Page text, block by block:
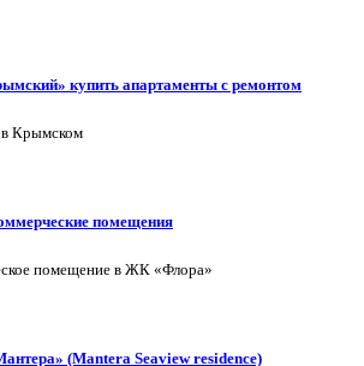
купить апартаменты с ремонтом
в Крымском
помещения
помещение в ЖК «Флора»
(Mantera Seaview rеsidence)